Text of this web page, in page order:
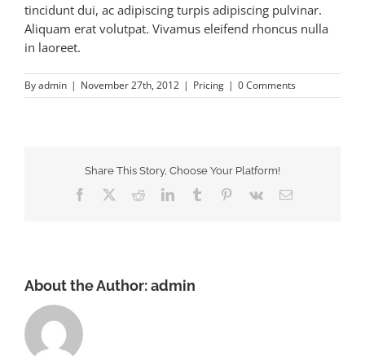
tincidunt dui, ac adipiscing turpis adipiscing pulvinar.
Aliquam erat volutpat. Vivamus eleifend rhoncus nulla
in laoreet.
Byadmin | November 27th, 2012 | Pricing | 0 Comments
Share This Story, Choose Your Platform!
Facebook RedditLinkedInTumblr Pinterest
Vk Email
About the Author:admin